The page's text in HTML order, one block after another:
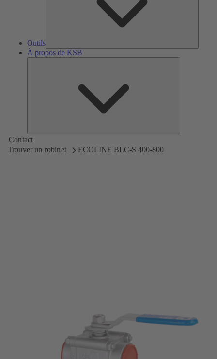
Outils
À propos de KSB
Contact
Trouver un robinet
ECOLINE BLC-S 400-800